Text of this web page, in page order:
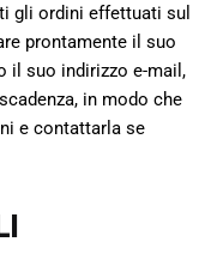
gli ordini effettuati sul
prontamente il suo
il suo indirizzo e-mail,
in modo che
e contattarla se